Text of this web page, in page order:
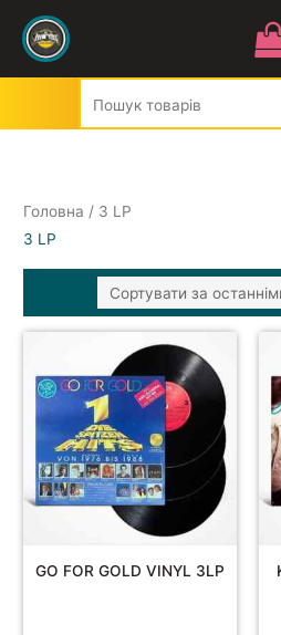
Головна / 3 LP
3 LP
GO FOR GOLD VINYL 3LP
CLASSIC
POP